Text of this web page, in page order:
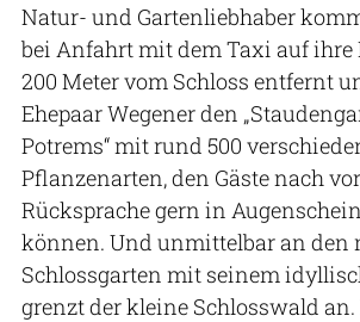
Natur- und Gartenliebhaber
bei Anfahrt mit dem Taxi auf ihre
200 Meter vom Schloss entfernt
Ehepaar Wegener den
Potrems“ mit rund 500
Pflanzenarten, den Gäste nach
Rücksprache gern in
können. Und unmittelbar an den
Schlossgarten mit seinem
grenzt der kleine Schlosswald